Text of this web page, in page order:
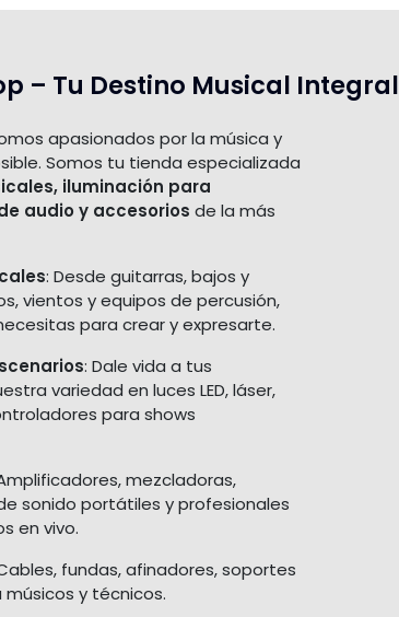
– Tu Destino Musical Integral
apasionados por la música y
Somos tu tienda especializada
iluminación para
audio y accesorios de la más
: Desde guitarras, bajos y
vientos y equipos de percusión,
para crear y expresarte.
: Dale vida a tus
variedad en luces LED, láser,
para shows
mezcladoras,
sonido portátiles y profesionales
en vivo.
fundas, afinadores, soportes
y técnicos.